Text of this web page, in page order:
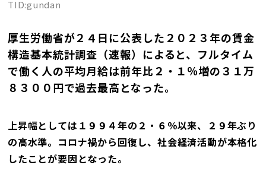
TID:gundan
厚生労働省が２４日に公表した２０２３年の賃金
構造基本統計調査（速報）によると、フルタイム
で働く人の平均月給は前年比２・１％増の３１万
８３００円で過去最高となった。
上昇幅としては１９９４年の２・６％以来、２９年ぶり
の高水準。コロナ禍から回復し、社会経済活動が本格化
したことが要因となった。